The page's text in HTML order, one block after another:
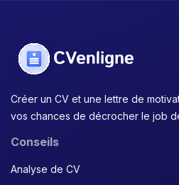
Créer un CV et une lettre de
vos chances de décrocher le job
Conseils
Analyse de CV